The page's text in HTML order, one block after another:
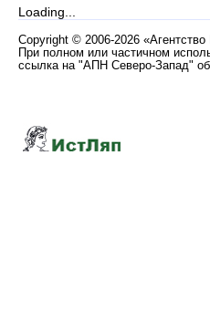
Loading...
Copyright © 2006-2026
При полном или частичном
ссылка на "АПН Северо-Запад"